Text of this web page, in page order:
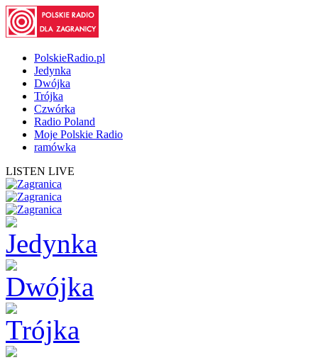
PolskieRadio.pl
Jedynka
Dwójka
Trójka
Czwórka
Radio Poland
Moje Polskie Radio
ramówka
LISTEN LIVE